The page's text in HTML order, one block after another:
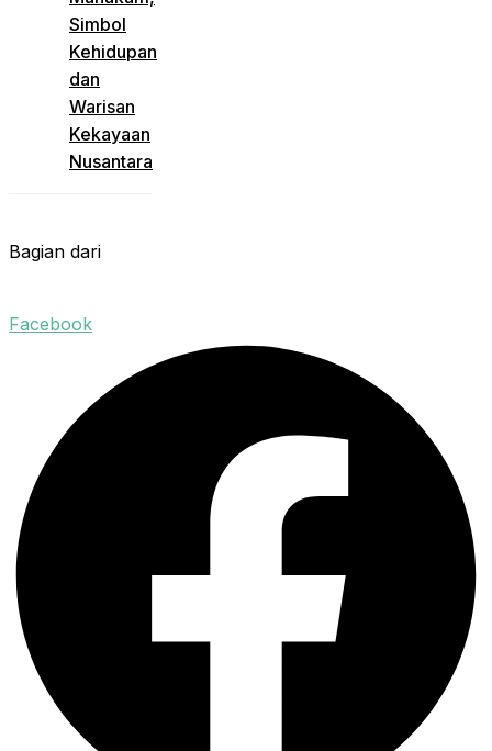
Simbol
Kehidupan
dan
Warisan
Kekayaan
Nusantara
Bagian dari
Facebook